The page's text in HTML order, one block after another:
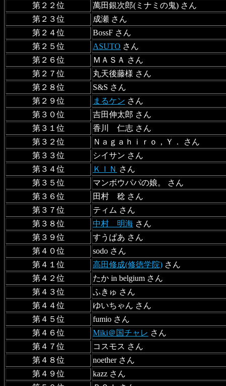
第２２位
萬田銀次郎(ミナミの鬼) さん
第２３位
成瀬 さん
第２４位
BossF さん
第２５位
ASUTO さん
第２６位
ＭＡＳＡ さん
第２７位
丸天後藤様 さん
第２８位
S&S さん
第２９位
まるケン さん
第３０位
吉田伸太郎 さん
第３１位
香川 仁志 さん
第３２位
Ｎａｇａｈｉｒｏ，Ｙ． さん
第３３位
シイサン さん
第３４位
ＫＩＮ さん
第３５位
マンボウパパの娘。 さん
第３６位
田村 稔 さん
第３７位
ティム さん
第３８位
中村 明海 さん
第３９位
すうぱあ さん
第４０位
sodo さん
第４１位
高田修成(修徳学院) さん
第４２位
たか in belgium さん
第４３位
ふきゅ さん
第４４位
ゆいちゃん さん
第４５位
fumio さん
第４６位
Miki＠国チャレ さん
第４７位
コスモス さん
第４８位
noether さん
第４９位
kazz さん